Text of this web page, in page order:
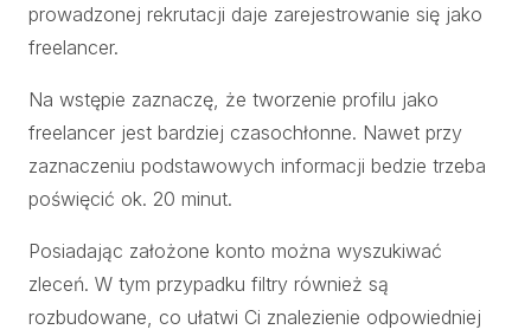
prowadzonej rekrutacji daje zarejestrowanie się jako
freelancer.
Na wstępie zaznaczę, że tworzenie profilu jako
freelancer jest bardziej czasochłonne. Nawet przy
zaznaczeniu podstawowych informacji bedzie trzeba
poświęcić ok. 20 minut.
Posiadając założone konto można wyszukiwać
zleceń. W tym przypadku filtry również są
rozbudowane, co ułatwi Ci znalezienie odpowiedniej